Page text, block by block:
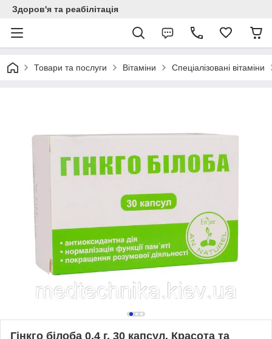
Здоров'я та реабілітація
Товари та послуги Вітаміни Спеціалізовані вітаміни
Гінкго білоба 0,4 г, 30 капсул, Красота та